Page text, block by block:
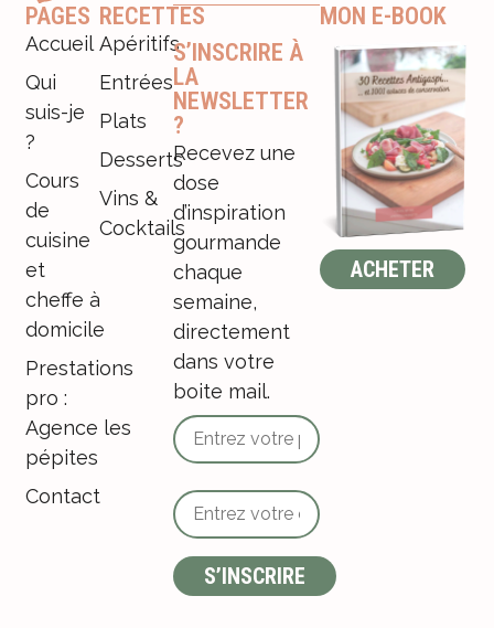
PAGES
Accueil
Qui
suis-je
?
Cours
de
cuisine
et
cheffe à
domicile
Prestations
pro :
Agence les
pépites
Contact
RECETTES
Apéritifs
Entrées
Plats
Desserts
Vins &
Cocktails
S’INSCRIRE À
LA
NEWSLETTER
?
Recevez une
dose
d’inspiration
gourmande
chaque
semaine,
directement
dans votre
boite mail.
MON E-BOOK
ACHETER